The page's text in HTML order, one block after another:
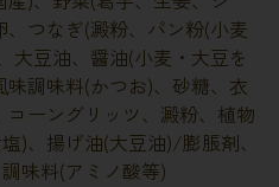
、つなぎ(澱粉、パン粉(小麦
大豆油、醤油(小麦・大豆を
味調味料(かつお)、砂糖、衣
コーングリッツ、澱粉、植物
)、揚げ油(大豆油)/膨脹剤、
味料(アミノ酸等)